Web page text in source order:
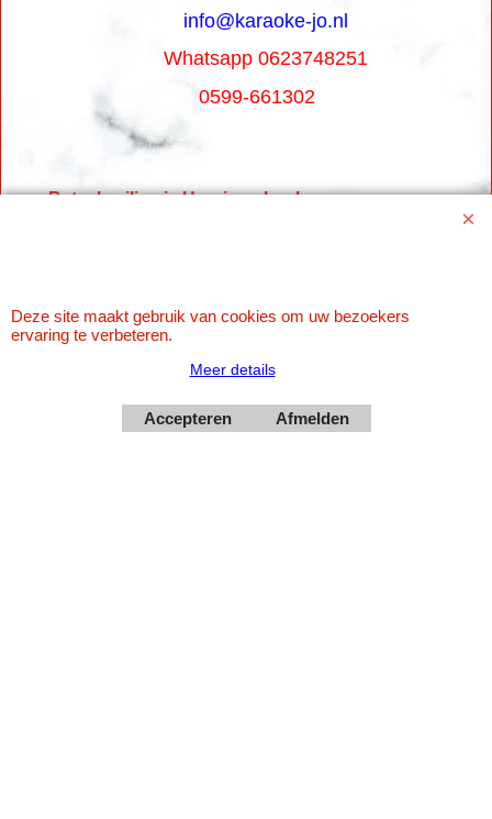
info@karaoke-jo.nl
Whatsapp 0623748251
0599-661302
Betaal veilig via Uw eigen bank
Deze site maakt gebruik van cookies om uw bezoekers
ervaring te verbeteren.
Meer details
Accepteren Afmelden